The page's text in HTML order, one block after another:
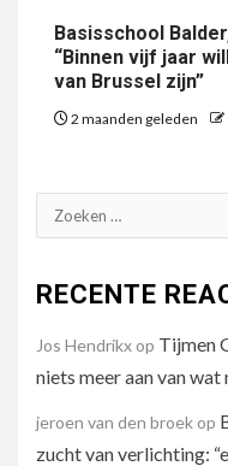
Basisschool
“Binnen vijf jaar
van Brussel zijn”
2 maanden geleden
Zoeken
naar:
RECENTE
Jos Hendrikx op Tijmen
niets meer aan van wat
jeroen van den broek op
zucht van verlichting: